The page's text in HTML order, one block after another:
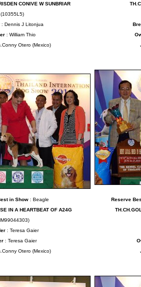
CONIVE W SUNBRIAR
(10355L5)
: Dennis J Litonjua
: William Thio
Otero (Mexico)
in Show : Beagle
IN A HEARTBEAT OF A24G
: Teresa Gaier
: Teresa Gaier
Otero (Mexico)
Reserve